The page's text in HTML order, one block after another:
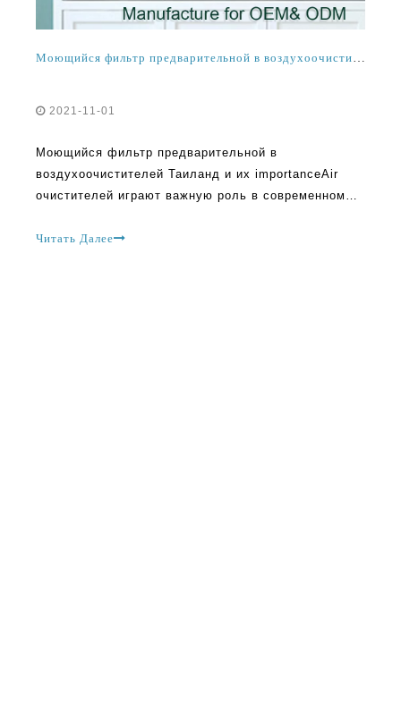
Моющийся фильтр предварительной в воздухоочистителей Таиланд и их значение
2021-11-01
Моющийся фильтр предварительной в
воздухоочистителей Таиланд и их importanceAir
очистителей играют важную роль в современном
рынке. Поиск идеального очистителя воздуха не
Читать Далее